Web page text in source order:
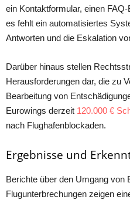
ein Kontaktformular, einen
es fehlt ein automatisiertes
Antworten und die Eskalation
Darüber hinaus stellen
Herausforderungen dar, die zu
Bearbeitung von
Eurowings derzeit 120.000 €
nach Flughafenblockaden.
Ergebnisse und
Berichte über den Umgang von
Flugunterbrechungen zeigen